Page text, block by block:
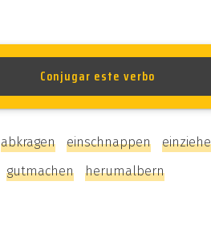
abkragen einschnappen
gutmachen
herumalbern